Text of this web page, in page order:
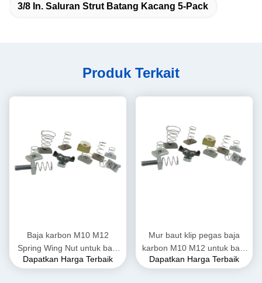
3/8 In. Saluran Strut Batang Kacang 5-Pack
Produk Terkait
Baja karbon M10 M12
Spring Wing Nut untuk baja
saluran
Dapatkan Harga Terbaik
Mur baut klip pegas baja
karbon M10 M12 untuk baja
kanal
Dapatkan Harga Terbaik